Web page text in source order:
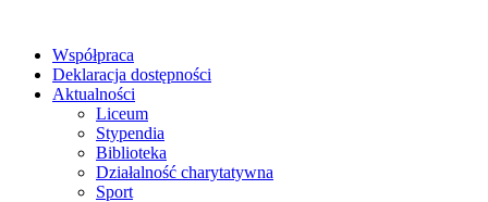
Współpraca
Deklaracja dostępności
Aktualności
Liceum
Stypendia
Biblioteka
Działalność charytatywna
Sport